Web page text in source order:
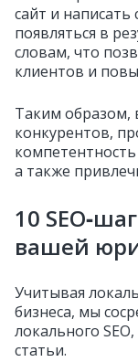
сайт и написать
появляться в
словам, что
клиентов и
Таким образом,
конкурентов,
а также
10
вашей
Учитывая
бизнеса, мы
локального
статьи.